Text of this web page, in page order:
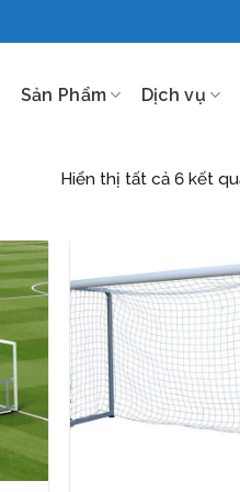
Sản Phẩm Dịch vụ
Hiển thị tất cả 6 kết